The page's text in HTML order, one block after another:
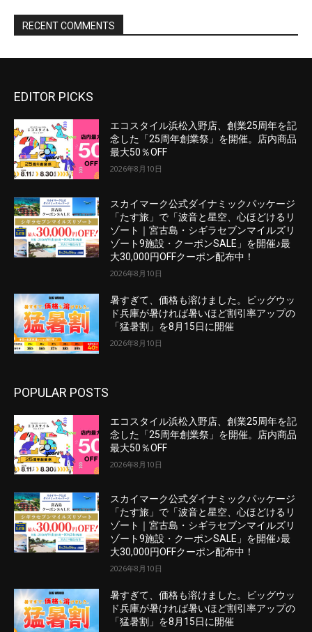
EDITOR PICKS
エコスタイル浜松入野店、創業25周年を記
念した「25周年創業祭」を開催。店内商品
最大50％OFF
2026年8月10日
スカイマーク公式ダイナミックパッケージ
「たす旅」で「波音と星空、心ほどけるリ
ゾート｜宮古島・シギラセブンマイルズリ
ゾート9施設・クーポンSALE」を開催♪最
大30,000円OFFクーポン配布中！
2026年8月10日
暑すぎて、価格も溶けました。ビッグウッ
ド兵庫が暑ければ暑いほど割引率アップの
「猛暑割」を8月15日に開催
2026年8月10日
POPULAR POSTS
エコスタイル浜松入野店、創業25周年を記
念した「25周年創業祭」を開催。店内商品
最大50％OFF
2026年8月10日
スカイマーク公式ダイナミックパッケージ
「たす旅」で「波音と星空、心ほどけるリ
ゾート｜宮古島・シギラセブンマイルズリ
ゾート9施設・クーポンSALE」を開催♪最
大30,000円OFFクーポン配布中！
2026年8月10日
暑すぎて、価格も溶けました。ビッグウッ
ド兵庫が暑ければ暑いほど割引率アップの
「猛暑割」を8月15日に開催